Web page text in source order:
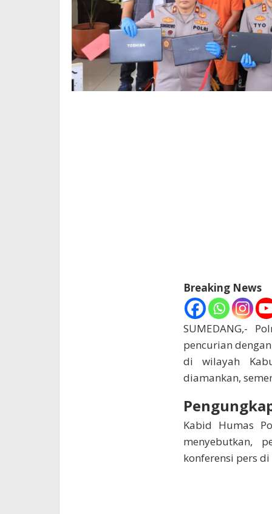
Breaking News
SUMEDANG,-
pencurian
di wilayah
diamankan,
Kabid Humas
menyebutkan,
konferensi pers